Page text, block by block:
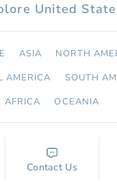
United
ASIA
NORTH
AMERICA
SOUTH
AFRICA
OCEANIA
Contact Us